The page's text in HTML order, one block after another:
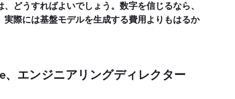
どうすればよいでしょう。数字を信じるなら、
際には基盤モデルを生成する費用よりもはるか
、エンジニアリングディレクター